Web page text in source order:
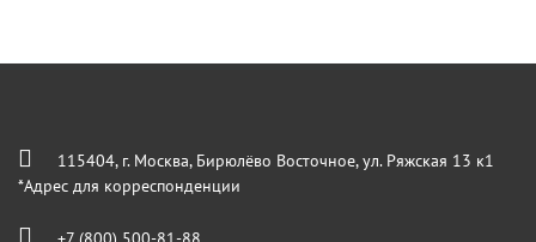
115404, г. Москва, Бирюлёво Восточное, ул. Ряжская 13 к1
*Адрес для корреспонденции